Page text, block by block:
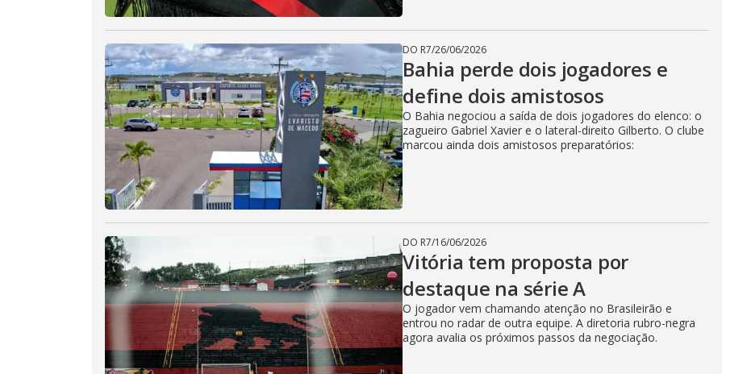
DO R7/26/06/2026
Bahia perde dois jogadores e
define dois amistosos
O Bahia negociou a saída de dois jogadores do elenco: o
zagueiro Gabriel Xavier e o lateral-direito Gilberto. O clube
marcou ainda dois amistosos preparatórios:
DO R7/16/06/2026
Vitória tem proposta por
destaque na série A
O jogador vem chamando atenção no Brasileirão e
entrou no radar de outra equipe. A diretoria rubro-negra
agora avalia os próximos passos da negociação.